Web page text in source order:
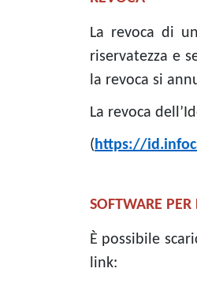
La revoca di
riservatezza e
la revoca si
La revoca
(https://
SOFTWARE
È possibile
link: